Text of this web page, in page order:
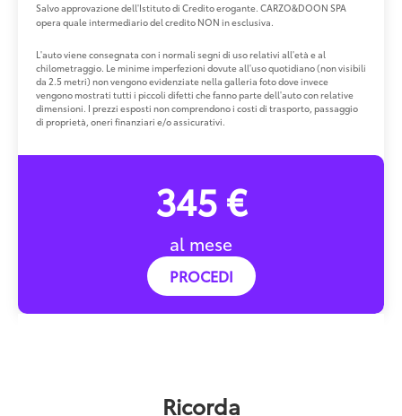
Salvo approvazione dell'Istituto di Credito erogante. CARZO&DOON SPA
opera quale intermediario del credito NON in esclusiva.
L'auto viene consegnata con i normali segni di uso relativi all'età e al
chilometraggio. Le minime imperfezioni dovute all'uso quotidiano (non visibili
da 2.5 metri) non vengono evidenziate nella galleria foto dove invece
vengono mostrati tutti i piccoli difetti che fanno parte dell'auto con relative
dimensioni. I prezzi esposti non comprendono i costi di trasporto, passaggio
di proprietà, oneri finanziari e/o assicurativi.
345 €
al mese
PROCEDI
Ricorda